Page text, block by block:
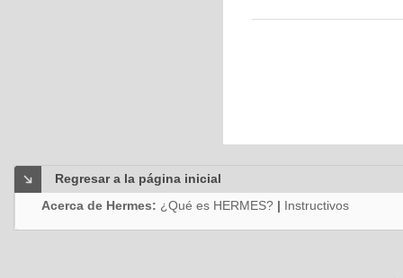
Regresar a la página inicial
Acerca de Hermes: ¿Qué es HERMES? | Instructivos